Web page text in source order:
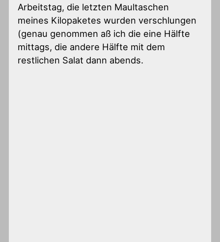
Arbeitstag, die letzten Maultaschen
meines Kilopaketes wurden verschlungen
(genau genommen aß ich die eine Hälfte
mittags, die andere Hälfte mit dem
restlichen Salat dann abends.